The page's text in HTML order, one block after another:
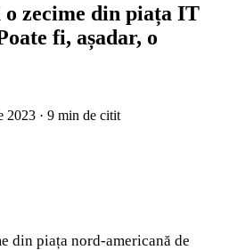
zecime din piața IT
fi, așadar, o
2023 · 9 min de citit
din piața nord-americană de